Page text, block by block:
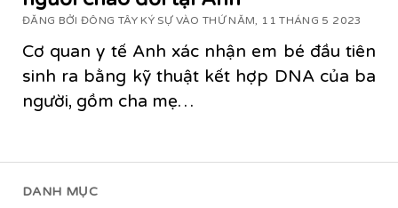
DANH MỤC
ĐĂNG BỞI ĐÔNG TÂY KÝ SỰ VÀO THỨ NĂM, 11 THÁNG 5 2023
Cơ quan y tế Anh xác nhận em bé đầu tiên
sinh ra bằng kỹ thuật kết hợp DNA của ba
người, gồm cha mẹ…